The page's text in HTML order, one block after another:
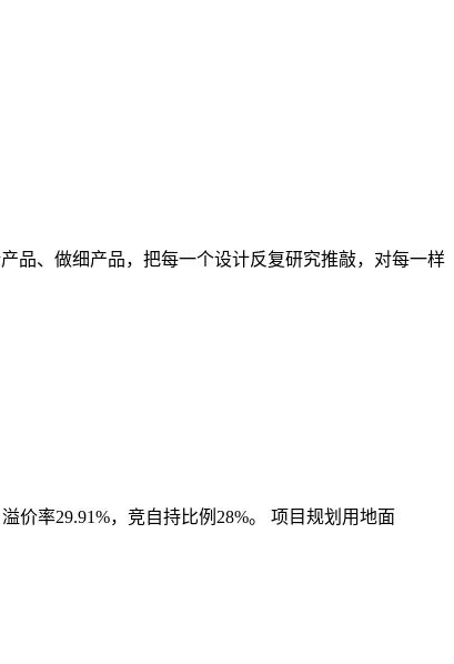
品、做细产品，把每一个设计反复研究推敲，对每一样
价率29.91%，竞自持比例28%。 项目规划用地面